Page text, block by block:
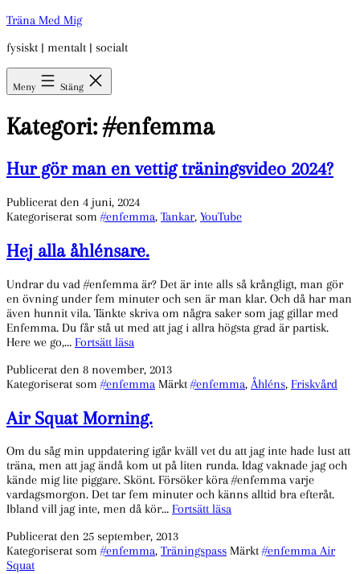
Hoppa
innehåll
Träna Med Mig
fysiskt | mentalt | socialt
Meny Stäng
Kategori:#enfemma
Hur gör man en vettig träningsvideo 2024?
Publicerat den 4 juni, 2024
Kategoriserat som#enfemma, Tankar, YouTube
Hej alla åhlénsare.
Undrar du vad #enfemma är? Det är inte alls så krångligt, man gör
en övning under fem minuter och sen är man klar. Och då har man
även hunnit vila. Tänkte skriva om några saker som jag gillar med
Enfemma. Du får stå ut med att jag i allra högsta grad är partisk.
Here we go,… Fortsätt läsa
åhlénsare.
Publicerat den 8 november, 2013
Kategoriserat som#enfemma Märkt#enfemma, Åhléns, Friskvård
Air Squat Morning.
Om du såg min uppdatering igår kväll vet du att jag inte hade lust att
träna, men att jag ändå kom ut på liten runda. Idag vaknade jag och
kände mig lite piggare. Skönt. Försöker köra #enfemma varje
vardagsmorgon. Det tar fem minuter och känns alltid bra efteråt.
Ibland vill jag inte, men då kör… Fortsätt läsaAir
Publicerat den 25 september, 2013
Kategoriserat som#enfemma, Träningspass Märkt#enfemma Air
Squat